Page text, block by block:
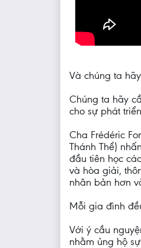
Và chúng ta
Chúng ta hãy
cho sự phát
Cha Frédéric
Thánh Thể)
đầu tiên học
và hòa giải,
nhân bản hơn
Mỗi gia đình
Với ý cầu
nhằm ủng hộ